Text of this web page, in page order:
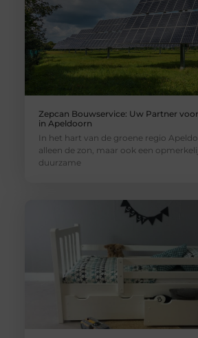
Zepcan Bouwservice: Uw Partner
in Apeldoorn
In het hart van de groene regio
alleen de zon, maar ook een
duurzame